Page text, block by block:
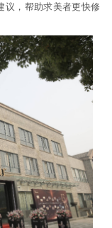
议，帮助求美者更快修